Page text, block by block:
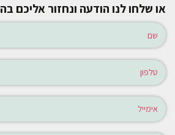
או שלחו לנו הודעה ונחזור אליכם